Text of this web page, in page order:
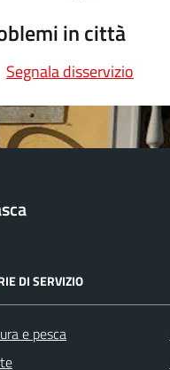
in città
Segnala disservizio
DI SERVIZIO
e pesca